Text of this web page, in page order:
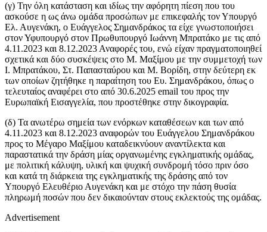
(γ) Την όλη κατάσταση και ιδίως την αφόρητη πίεση που του
ασκούσε η ως άνω ομάδα προσώπων με επικεφαλής τον Υπουργό
Ελ. Αυγενάκη, ο Ευάγγελος Σημανδράκος τα είχε γνωστοποιήσει
στον Υφυπουργό στον Πρωθυπουργό Ιωάννη Μπρατάκο με τις από
4.11.2023 και 8.12.2023 Αναφορές του, ενώ είχαν πραγματοποιηθεί
σχετικά και δύο συσκέψεις στο Μ. Μαξίμου με την συμμετοχή των
Ι. Μπρατάκου, Στ. Παπασταύρου και Μ. Βορίδη, στην δεύτερη εκ
των οποίων ζητήθηκε η παραίτηση του Ευ. Σημανδράκου, όπως ο
τελευταίος αναφέρει στο από 30.6.2025 email του προς την
Ευρωπαϊκή Εισαγγελία, που προστέθηκε στην δικογραφία.
(δ) Τα ανωτέρω σημεία των ενόρκων καταθέσεων και των από
4.11.2023 και 8.12.2023 αναφορών του Ευάγγελου Σημανδράκου
προς το Μέγαρο Μαξίμου καταδεικνύουν αναντίλεκτα και
παραστατικά την δράση μίας οργανωμένης εγκληματικής ομάδας,
με πολιτική κάλυψη, υλική και ψυχική συνδρομή τόσο πριν όσο
και κατά τη διάρκεια της εγκληματικής της δράσης από τον
Υπουργό Ελευθέριο Αυγενάκη και με στόχο την πάση θυσία
πληρωμή ποσών που δεν δικαιούνταν στους εκλεκτούς της ομάδας.
Advertisement